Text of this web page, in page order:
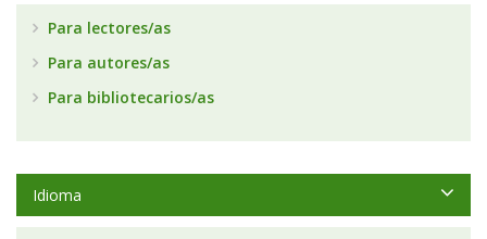
Para lectores/as
Para autores/as
Para bibliotecarios/as
Idioma